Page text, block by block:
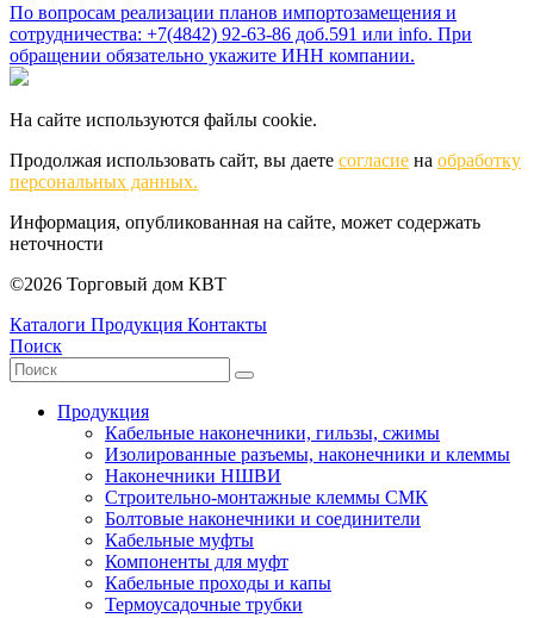
По вопросам реализации планов импортозамещения и
сотрудничества: +7(4842) 92-63-86 доб.591 или info. При
обращении обязательно укажите ИНН компании.
На сайте используются файлы cookie.
Продолжая использовать сайт, вы даете согласие на обработку
персональных данных.
Информация, опубликованная на сайте, может содержать
неточности
©2026 Торговый дом КВТ
Каталоги Продукция Контакты
Поиск
Продукция
Кабельные наконечники, гильзы, сжимы
Изолированные разъемы, наконечники и клеммы
Наконечники НШВИ
Строительно-монтажные клеммы СМК
Болтовые наконечники и соединители
Кабельные муфты
Компоненты для муфт
Кабельные проходы и капы
Термоусадочные трубки